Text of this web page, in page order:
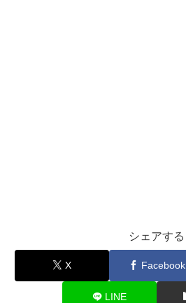
シェアする
X Facebook
LINE